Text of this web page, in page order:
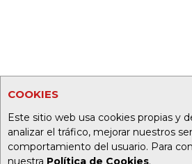
COOKIES
Este sitio web usa cookies propias y
analizar el tráfico, mejorar nuestros
comportamiento del usuario. Para
nuestra Política de Cookies.